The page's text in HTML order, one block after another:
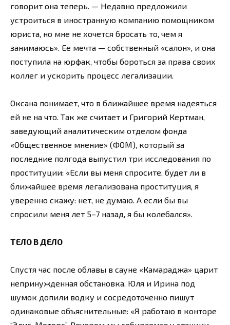
говорит она теперь. — Недавно предложили
устроиться в иностранную компанию помощником
юриста, но мне не хочется бросать то, чем я
занимаюсь». Ее мечта — собственный «салон», и она
поступила на юрфак, чтобы бороться за права своих
коллег и ускорить процесс легализации.
Оксана понимает, что в ближайшее время надеяться
ей не на что. Так же считает и Григорий Кертман,
заведующий аналитическим отделом фонда
«Общественное мнение» (ФОМ), который за
последние полгода выпустил три исследования по
проституции: «Если вы меня спросите, будет ли в
ближайшее время легализована проституция, я
уверенно скажу: нет, не думаю. А если бы вы
спросили меня лет 5–7 назад, я бы колебался».
ТЕЛО В ДЕЛО
Спустя час после облавы в сауне «Камараджа» царит
непринужденная обстановка. Юля и Ирина под
шумок допили водку и сосредоточенно пишут
одинаковые объяснительные: «Я работаю в конторе